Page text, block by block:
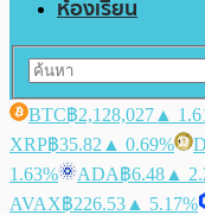
ห้องเรียน
BTC฿2,128,027 ▲
XRP฿35.82 ▲ 0.69%
1.63%
ADA฿6.48 ▲
AVAX฿226.53 ▲ 5.17%